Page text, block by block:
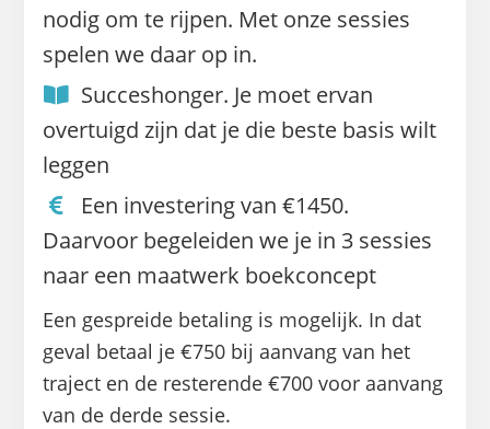
nodig om te rijpen. Met onze sessies
spelen we daar op in.
Succeshonger. Je moet ervan
overtuigd zijn dat je die beste basis wilt
leggen
Een investering van €1450.
Daarvoor begeleiden we je in 3 sessies
naar een maatwerk boekconcept
Een gespreide betaling is mogelijk. In dat
geval betaal je €750 bij aanvang van het
traject en de resterende €700 voor aanvang
van de derde sessie.